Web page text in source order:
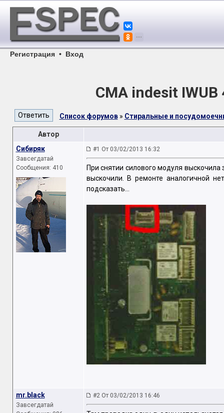
Регистрация • Вход
СМА indesit
Список форумов» Стиральные и
Автор
Сибиряк
Завсегдатай
Сообщения: 410
#1 От 03/02/2013 16:32
При снятии силового модуля
выскочили. В ремонте аналогичной
подсказать...
mr.black
Завсегдатай
#2 От 03/02/2013 16:46